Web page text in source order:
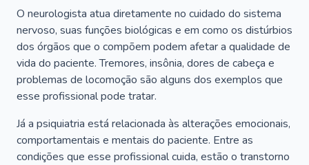
O neurologista atua diretamente no cuidado do sistema
nervoso, suas funções biológicas e em como os distúrbios
dos órgãos que o compõem podem afetar a qualidade de
vida do paciente. Tremores, insônia, dores de cabeça e
problemas de locomoção são alguns dos exemplos que
esse profissional pode tratar.
Já a psiquiatria está relacionada às alterações emocionais,
comportamentais e mentais do paciente. Entre as
condições que esse profissional cuida, estão o transtorno